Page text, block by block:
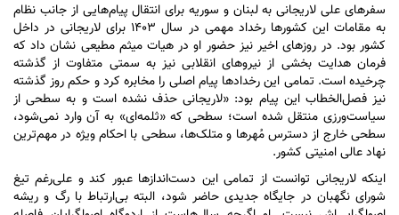
سفر‌های علی لاریجانی به لبنان و سوریه برای انتقال پیام‌هایی از جانب نظام
به مقامات این کشور‌ها رخداد مهمی در سال ۱۴۰۳ برای لاریجانی در داخل
کشور بود. در روز‌های اخیر نیز حضور او در هیات میثم مطیعی نشان داد که
فرمان هدایت بخشی از نیرو‌های انقلابی نیز به سمتی متفاوت از گذشته
چرخیده است. تمامی این رخداد‌ها پیام اصلی را مخابره کرد و حکم روز گذشته
نیز فصل‌الخطاب این پیام بود: «لاریجانی حذف نشده است و به سطحی از
سیاست‌ورزی منتقل شده است؛ سطحی که «ثلمه‌ای» به آن وارد نمی‌شود،
سطحی خارج از دسترس مُهر‌ها و متلک‌ها، سطحی با احکام ویژه در مهم‌ترین
نهاد عالی امنیتی کشور.
اینکه لاریجانی توانست از تمامی این دست‌انداز‌ها عبور کند و علی‌رغم تیغ
شورای نگهبان در جایگاه جدیدی حاضر شود، البته بی‌ارتباط با رگ و ریشه